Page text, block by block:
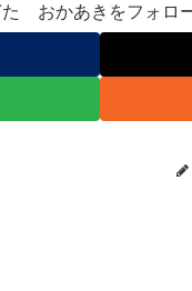
た おかあきをフォロ